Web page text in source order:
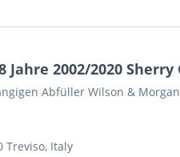
2002/2020 Sherry
Abfüller Wilson &
Treviso, Italy